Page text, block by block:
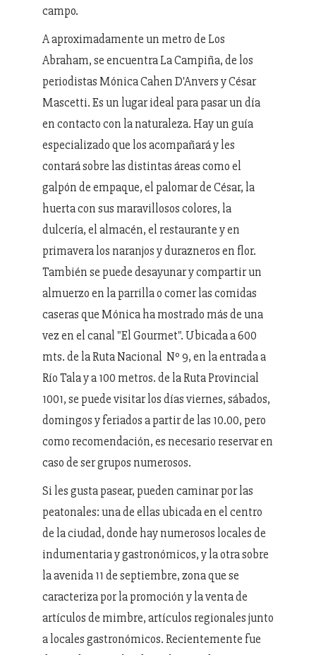
campo.
A aproximadamente un metro de Los
Abraham, se encuentra La Campiña, de los
periodistas Mónica Cahen D'Anvers y César
Mascetti. Es un lugar ideal para pasar un día
en contacto con la naturaleza. Hay un guía
especializado que los acompañará y les
contará sobre las distintas áreas como el
galpón de empaque, el palomar de César, la
huerta con sus maravillosos colores, la
dulcería, el almacén, el restaurante y en
primavera los naranjos y durazneros en flor.
También se puede desayunar y compartir un
almuerzo en la parrilla o comer las comidas
caseras que Mónica ha mostrado más de una
vez en el canal "El Gourmet". Ubicada a 600
mts. de la Ruta Nacional Nº 9, en la entrada a
Río Tala y a 100 metros. de la Ruta Provincial
1001, se puede visitar los días viernes, sábados,
domingos y feriados a partir de las 10.00, pero
como recomendación, es necesario reservar en
caso de ser grupos numerosos.
Si les gusta pasear, pueden caminar por las
peatonales: una de ellas ubicada en el centro
de la ciudad, donde hay numerosos locales de
indumentaria y gastronómicos, y la otra sobre
la avenida 11 de septiembre, zona que se
caracteriza por la promoción y la venta de
artículos de mimbre, artículos regionales junto
a locales gastronómicos. Recientemente fue